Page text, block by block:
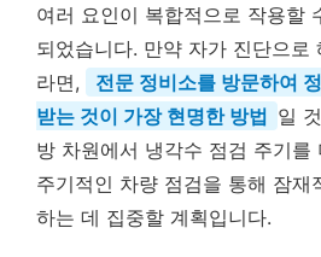
여러 요인이 복합적으로 작용할
되었습니다. 만약 자가 진단으로
라면,
전문 정비소를 방문하여
받는 것이 가장 현명한 방법 일
방 차원에서 냉각수 점검 주기를
주기적인 차량 점검을 통해 잠재
하는 데 집중할 계획입니다.